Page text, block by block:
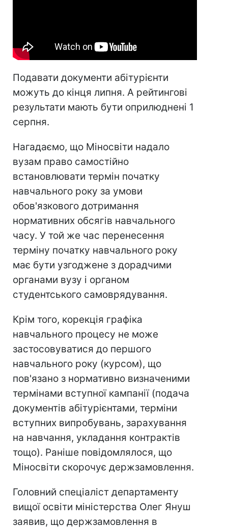
Подавати документи абітурієнти
можуть до кінця липня. А рейтингові
результати мають бути оприлюднені 1
серпня.
Нагадаємо, що Міносвіти надало
вузам право самостійно
встановлювати термін початку
навчального року за умови
обов'язкового дотримання
нормативних обсягів навчального
часу. У той же час перенесення
терміну початку навчального року
має бути узгоджене з дорадчими
органами вузу і органом
студентського самоврядування.
Крім того, корекція графіка
навчального процесу не може
застосовуватися до першого
навчального року (курсом), що
пов'язано з нормативно визначеними
термінами вступної кампанії (подача
документів абітурієнтами, терміни
вступних випробувань, зарахування
на навчання, укладання контрактів
тощо). Раніше повідомлялося, що
Міносвіти скорочує держзамовлення.
Головний спеціаліст департаменту
вищої освіти міністерства Олег Януш
заявив, що держзамовлення в